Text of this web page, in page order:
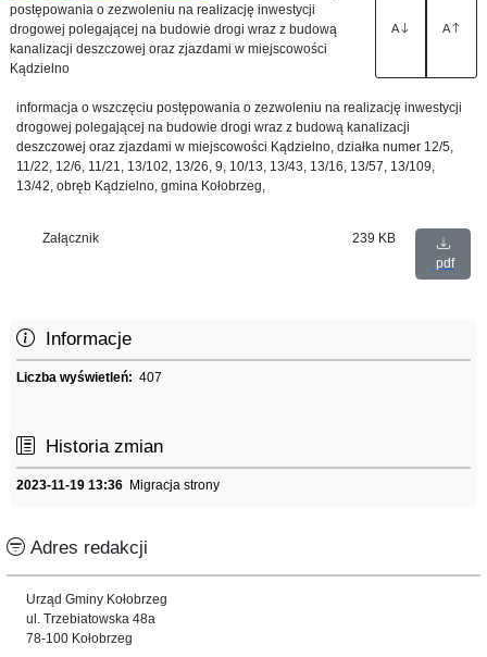
postępowania o zezwoleniu na realizację inwestycji
drogowej polegającej na budowie drogi wraz z budową
kanalizacji deszczowej oraz zjazdami w miejscowości
Kądzielno
A A
informacja o wszczęciu postępowania o zezwoleniu na realizację inwestycji
drogowej polegającej na budowie drogi wraz z budową kanalizacji
deszczowej oraz zjazdami w miejscowości Kądzielno, działka numer 12/5,
11/22, 12/6, 11/21, 13/102, 13/26, 9, 10/13, 13/43, 13/16, 13/57, 13/109,
13/42, obręb Kądzielno, gmina Kołobrzeg,
Załącznik
239 KB
pdf
Informacje
Liczba wyświetleń: 407
Historia zmian
2023-11-19 13:36 Migracja strony
Adres redakcji
Urząd Gminy Kołobrzeg
ul. Trzebiatowska 48a
78-100 Kołobrzeg